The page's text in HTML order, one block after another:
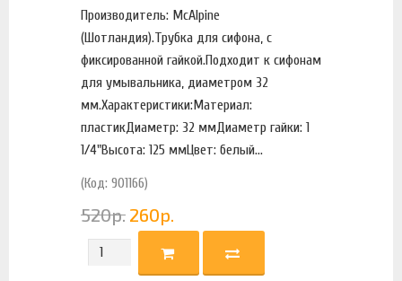
Производитель: McAlpine
(Шотландия).Трубка для сифона, с
фиксированной гайкой.Подходит к сифонам
для умывальника, диаметром 32
мм.Характеристики:Материал:
пластикДиаметр: 32 ммДиаметр гайки: 1
1/4"Высота: 125 ммЦвет: белый...
(Код: 901166)
520р. 260р.